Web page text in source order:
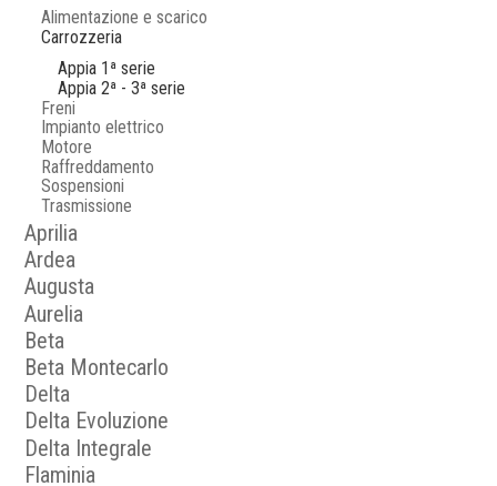
Alimentazione e scarico
Carrozzeria
Appia 1ª serie
Appia 2ª - 3ª serie
Freni
Impianto elettrico
Motore
Raffreddamento
Sospensioni
Trasmissione
Aprilia
Ardea
Augusta
Aurelia
Beta
Beta Montecarlo
Delta
Delta Evoluzione
Delta Integrale
Flaminia